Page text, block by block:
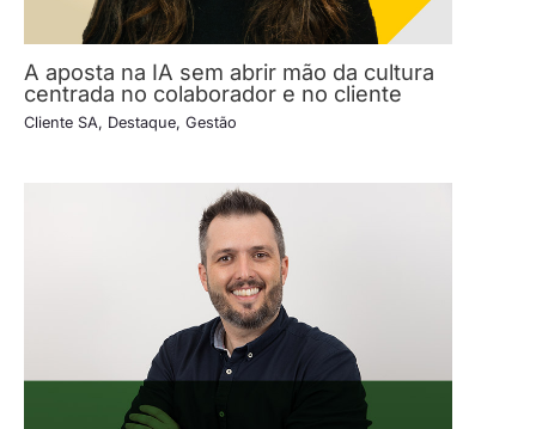
A aposta na IA sem abrir mão da cultura
centrada no colaborador e no cliente
Cliente SA, Destaque, Gestão